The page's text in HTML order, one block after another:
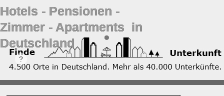
Hotels ‐ Pensionen ‐
Zimmer ‐ Apartments in
Deutschland